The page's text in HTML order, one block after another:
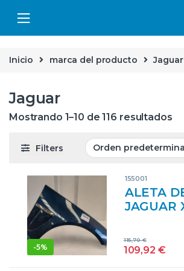
Inicio marca del producto Jaguar
Jaguar
Mostrando 1–10 de 116 resultados
Filters
-5%
155001
ALETA
JAGUAR
– 177 KW
109,92 €
115,70€